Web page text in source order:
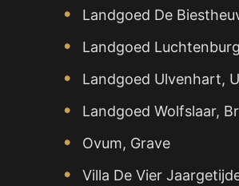
Landgoed De
Landgoed
Landgoed Ulvenhart,
Landgoed Wolfslaar,
Ovum, Grave
Villa De Vier